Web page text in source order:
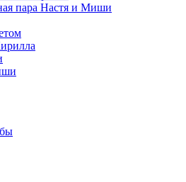
пара Настя и Миши